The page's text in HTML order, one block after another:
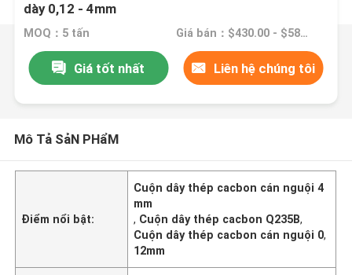
dày 0,12 - 4mm
MOQ：5 tấn Giá bán：$430.00 - $580.00/Tons
Giá tốt nhất Liên hệ chúng tôi
Mô Tả SảN PHẩM
Điểm nổi bật:
Cuộn dây thép cacbon cán nguội 4
mm
, Cuộn dây thép cacbon Q235B,
Cuộn dây thép cacbon cán nguội 0,
12mm